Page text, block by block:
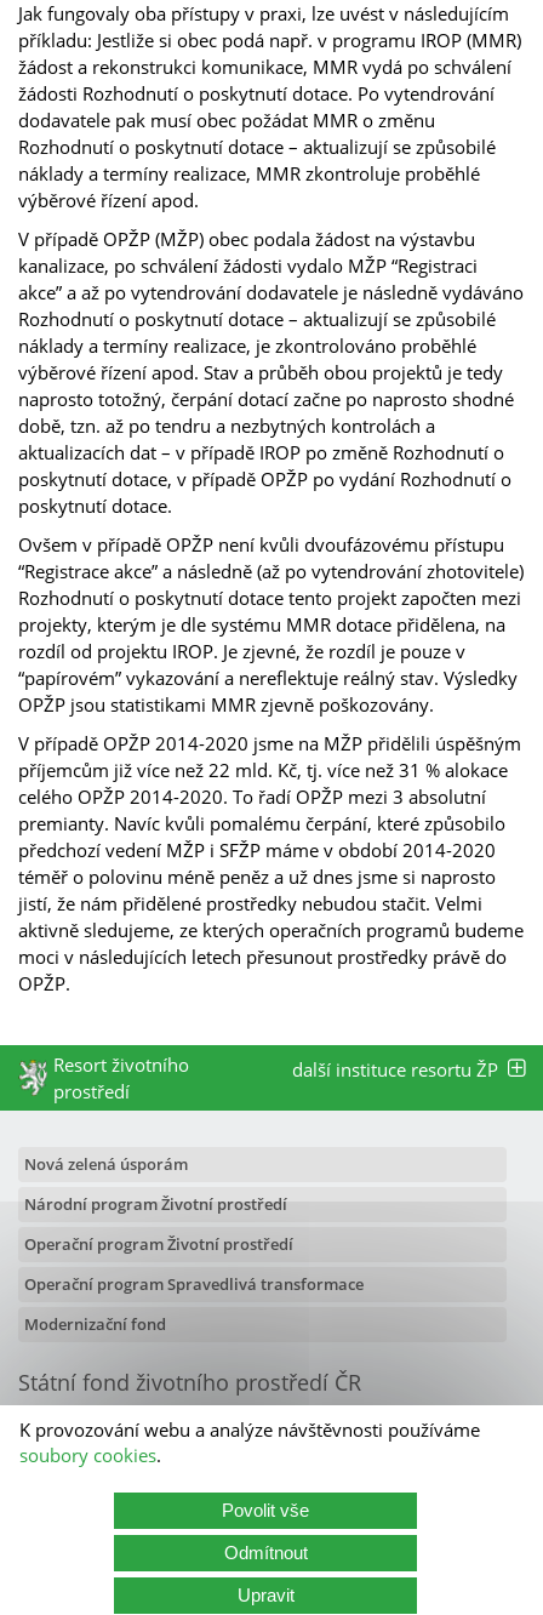
Jak fungovaly oba přístupy v praxi, lze uvést v následujícím
příkladu: Jestliže si obec podá např. v programu IROP (MMR)
žádost a rekonstrukci komunikace, MMR vydá po schválení
žádosti Rozhodnutí o poskytnutí dotace. Po vytendrování
dodavatele pak musí obec požádat MMR o změnu
Rozhodnutí o poskytnutí dotace – aktualizují se způsobilé
náklady a termíny realizace, MMR zkontroluje proběhlé
výběrové řízení apod.
V případě OPŽP (MŽP) obec podala žádost na výstavbu
kanalizace, po schválení žádosti vydalo MŽP “Registraci
akce” a až po vytendrování dodavatele je následně vydáváno
Rozhodnutí o poskytnutí dotace – aktualizují se způsobilé
náklady a termíny realizace, je zkontrolováno proběhlé
výběrové řízení apod. Stav a průběh obou projektů je tedy
naprosto totožný, čerpání dotací začne po naprosto shodné
době, tzn. až po tendru a nezbytných kontrolách a
aktualizacích dat – v případě IROP po změně Rozhodnutí o
poskytnutí dotace, v případě OPŽP po vydání Rozhodnutí o
poskytnutí dotace.
Ovšem v případě OPŽP není kvůli dvoufázovému přístupu
“Registrace akce” a následně (až po vytendrování zhotovitele)
Rozhodnutí o poskytnutí dotace tento projekt započten mezi
projekty, kterým je dle systému MMR dotace přidělena, na
rozdíl od projektu IROP. Je zjevné, že rozdíl je pouze v
“papírovém” vykazování a nereflektuje reálný stav. Výsledky
OPŽP jsou statistikami MMR zjevně poškozovány.
V případě OPŽP 2014-2020 jsme na MŽP přidělili úspěšným
příjemcům již více než 22 mld. Kč, tj. více než 31 % alokace
celého OPŽP 2014-2020. To řadí OPŽP mezi 3 absolutní
premianty. Navíc kvůli pomalému čerpání, které způsobilo
předchozí vedení MŽP i SFŽP máme v období 2014-2020
téměř o polovinu méně peněz a už dnes jsme si naprosto
jistí, že nám přidělené prostředky nebudou stačit. Velmi
aktivně sledujeme, ze kterých operačních programů budeme
moci v následujících letech přesunout prostředky právě do
OPŽP.
Resort životního
prostředí
další instituce resortu ŽP
Nová zelená úsporám
Národní program Životní prostředí
Operační program Životní prostředí
Operační program Spravedlivá transformace
Modernizační fond
Státní fond životního prostředí ČR
Olbrachtova 2006/9
140 00 Praha 4
Kontakty
Státní fond životního prostředí ČR
Cookies Zásady zpracování osobních údajů
K provozování webu a analýze návštěvnosti používáme
soubory cookies.
Povolit vše
Odmítnout
Upravit